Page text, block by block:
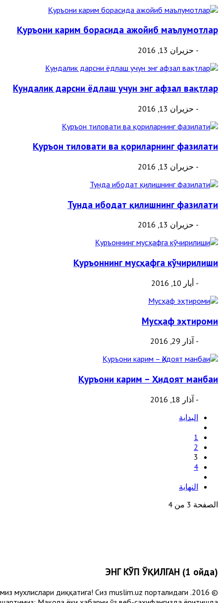
Қуръони карим борасида ажойиб маълумотлар
- حزيران 13, 2016
Кундалик дарсни ёдлаш учун энг афзал вақтлар
- حزيران 13, 2016
Қуръон тиловати ва қориларнинг фазилати
- حزيران 13, 2016
Тунда ибодат қилишнинг фазилати
- حزيران 13, 2016
Қуръоннинг мусҳафга кўчирилиши
- أيار 10, 2016
Мусҳаф эҳтироми
- آذار 29, 2016
Қуръони карим – Ҳидоят манбаи
- آذار 18, 2016
البداية
1
2
3
4
النهاية
الصفحة 3 من 4
ЭНГ КЎП ЎҚИЛГАН (1 ойда)
мухлислари диққатига! Сиз muslim.uz порталидаги